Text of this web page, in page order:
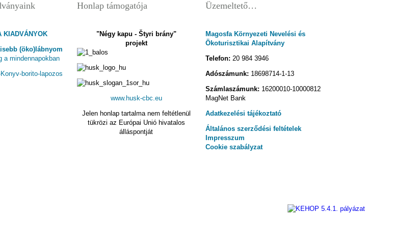
KIADVÁNYOK
(öko)lábnyom
a mindennapokban
Honlap támogatója
"Négy kapu - Štyri brány"
projekt
www.husk-cbc.eu
Jelen honlap tartalma nem feltétlenül
tükrözi az Európai Unió hivatalos
álláspontját
Üzemeltető…
Magosfa Környezeti Nevelési és
Ökoturisztikai Alapítvány
Telefon: 20 984 3946
Adószámunk: 18698714-1-13
Számlaszámunk: 16200010-10000812
MagNet Bank
Adatkezelési tájékoztató
Általános szerződési feltételek
Impresszum
Cookie szabályzat